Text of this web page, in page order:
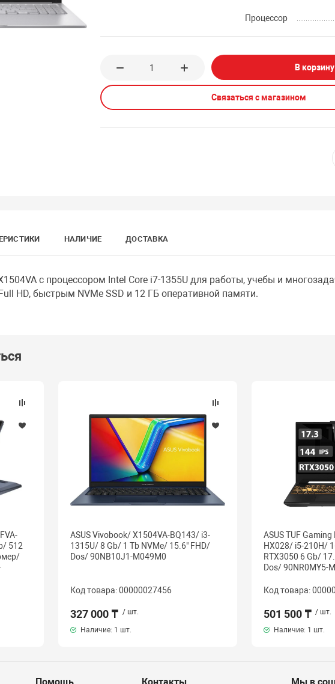
Процессор
В корзину
Связаться с магазином
НАЛИЧИЕ ДОСТАВКА
с процессором Intel Core i7-1355U для работы, учебы и
HD, быстрым NVMe SSD и 12 ГБ оперативной памяти.
512
ASUS Vivobook/ X1504VA-BQ143/ i3-
1315U/ 8 Gb/ 1 Tb NVMe/ 15.6" FHD/
Dos/ 90NB10J1-M049M0
Код товара: 00000027456
327 000 ₸ / шт.
Наличие: 1 шт.
ASUS TUF
HX028/ i5-210H/
RTX3050 6 Gb/
Dos/ 90NR0MY5-
Код товара:
501 500 ₸ / шт.
Наличие: 1 шт.